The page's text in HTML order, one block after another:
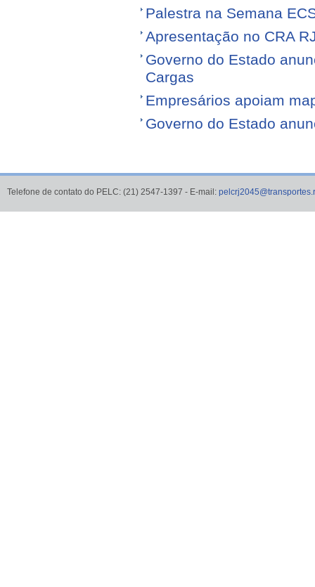
Palestra na Semana
Apresentação no CRA
Governo do Estado
Cargas
Empresários apoiam
Governo do Estado
Telefone de contato do PELC: (21) 2547-1397 - E-mail: